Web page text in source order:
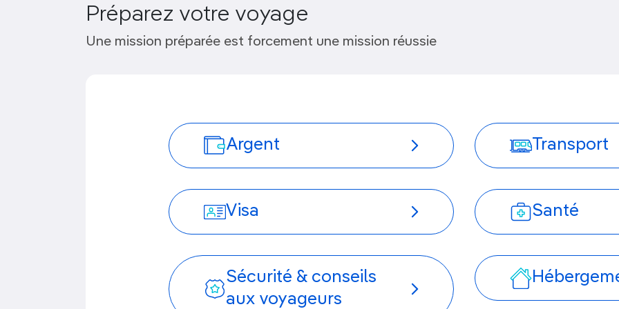
Préparez votre voyage
Une mission préparée est forcement une mission réussie
Argent Transport
Visa Santé
Sécurité & conseils
aux voyageurs